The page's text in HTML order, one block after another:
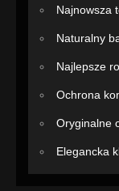
Najnowsza
Naturalny
Najlepsze
Ochrona
Oryginalne
Elegancka